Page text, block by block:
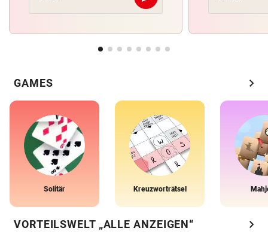
GAMES chevron_right
Solitär Kreuzworträtsel
VORTEILSWELT „ALLE ANZEIGEN“ chevron_right